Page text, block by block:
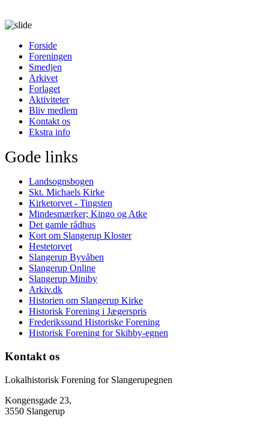
Forside
Foreningen
Smedjen
Arkivet
Forlaget
Aktiviteter
Bliv medlem
Kontakt os
Ekstra info
Gode links
Landsognsbogen
Skt. Michaels Kirke
Kirketorvet - Tingsten
Mindesmærker; Kingo og Atke
Det gamle rådhus
Kort om Slangerup Kloster
Hestetorvet
Slangerup Byvåben
Slangerup Online
Slangerup Miniby
Arkiv.dk
Historien om Slangerup Kirke
Historisk Forening i Jægerspris
Frederikssund Historiske Forening
Historisk Forening for Skibby-egnen
Kontakt os
Lokalhistorisk Forening for Slangerupegnen
Kongensgade 23,
3550 Slangerup